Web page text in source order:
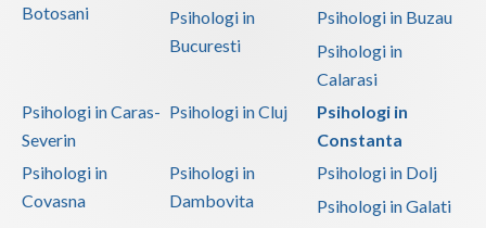
Botosani
Psihologi in
Bucuresti
Psihologi in Buzau
Psihologi in
Calarasi
Psihologi in Caras-
Severin
Psihologi in Cluj
Psihologi in
Constanta
Psihologi in
Covasna
Psihologi in
Dambovita
Psihologi in Dolj
Psihologi in Galati